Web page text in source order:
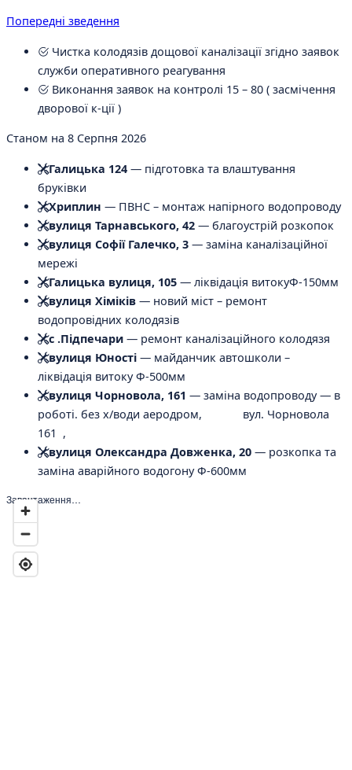
Попередні зведення
Чистка колодязів дощової каналізації згідно заявок
служби оперативного реагування
Виконання заявок на контролі 15 – 80 ( засмічення
дворової к-ції )
Станом на 8 Серпня 2026
Галицька 124 — підготовка та влаштування
бруківки
Хриплин — ПВНС – монтаж напірного водопроводу
вулиця Тарнавського, 42 — благоустрій розкопок
вулиця Софії Галечко, 3 — заміна каналізаційної
мережі
Галицька вулиця, 105 — ліквідація витокуФ-150мм
вулиця Хіміків — новий міст – ремонт
водопровідних колодязів
с .Підпечари — ремонт каналізаційного колодязя
вулиця Юності — майданчик автошколи –
ліквідація витоку Ф-500мм
вулиця Чорновола, 161 — заміна водопроводу— в
роботі. без х/води аеродром, вул. Чорновола
161 ,
вулиця Олександра Довженка, 20 — розкопка та
заміна аварійного водогону Ф-600мм
Завантаження…